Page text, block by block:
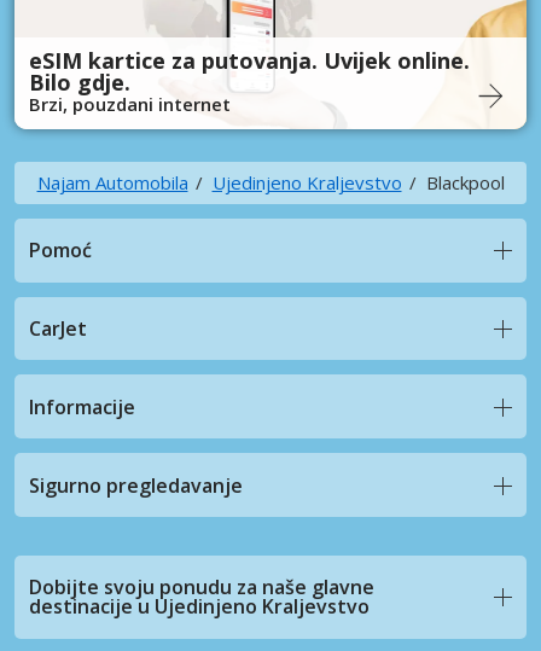
eSIM kartice za putovanja. Uvijek online.
Bilo gdje.
Brzi, pouzdani internet
Najam Automobila Ujedinjeno Kraljevstvo Blackpool
Pomoć
CarJet
Informacije
Sigurno pregledavanje
Dobijte svoju ponudu za naše glavne
destinacije u Ujedinjeno Kraljevstvo